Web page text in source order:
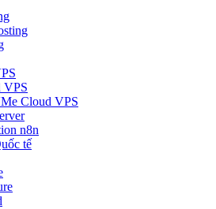
VPS
Cloud VPS
n8n
tế